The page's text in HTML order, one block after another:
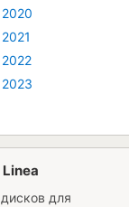
2020
2021
2022
2023
для